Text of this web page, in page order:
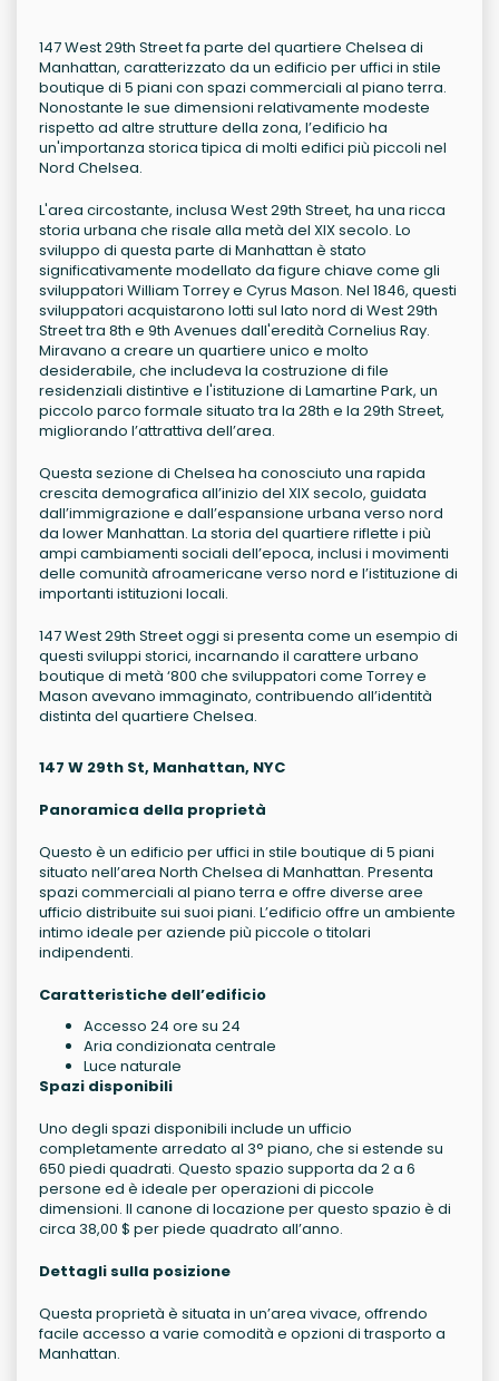
147 West 29th Street fa parte del quartiere Chelsea di
Manhattan, caratterizzato da un edificio per uffici in stile
boutique di 5 piani con spazi commerciali al piano terra.
Nonostante le sue dimensioni relativamente modeste
rispetto ad altre strutture della zona, l’edificio ha
un'importanza storica tipica di molti edifici più piccoli nel
Nord Chelsea.
L'area circostante, inclusa West 29th Street, ha una ricca
storia urbana che risale alla metà del XIX secolo. Lo
sviluppo di questa parte di Manhattan è stato
significativamente modellato da figure chiave come gli
sviluppatori William Torrey e Cyrus Mason. Nel 1846, questi
sviluppatori acquistarono lotti sul lato nord di West 29th
Street tra 8th e 9th Avenues dall'eredità Cornelius Ray.
Miravano a creare un quartiere unico e molto
desiderabile, che includeva la costruzione di file
residenziali distintive e l'istituzione di Lamartine Park, un
piccolo parco formale situato tra la 28th e la 29th Street,
migliorando l’attrattiva dell’area.
Questa sezione di Chelsea ha conosciuto una rapida
crescita demografica all’inizio del XIX secolo, guidata
dall’immigrazione e dall’espansione urbana verso nord
da lower Manhattan. La storia del quartiere riflette i più
ampi cambiamenti sociali dell’epoca, inclusi i movimenti
delle comunità afroamericane verso nord e l’istituzione di
importanti istituzioni locali.
147 West 29th Street oggi si presenta come un esempio di
questi sviluppi storici, incarnando il carattere urbano
boutique di metà ‘800 che sviluppatori come Torrey e
Mason avevano immaginato, contribuendo all’identità
distinta del quartiere Chelsea.
147 W 29th St, Manhattan, NYC
Panoramica della proprietà
Questo è un edificio per uffici in stile boutique di 5 piani
situato nell’area North Chelsea di Manhattan. Presenta
spazi commerciali al piano terra e offre diverse aree
ufficio distribuite sui suoi piani. L’edificio offre un ambiente
intimo ideale per aziende più piccole o titolari
indipendenti.
Caratteristiche dell’edificio
Accesso 24 ore su 24
Aria condizionata centrale
Luce naturale
Spazi disponibili
Uno degli spazi disponibili include un ufficio
completamente arredato al 3° piano, che si estende su
650 piedi quadrati. Questo spazio supporta da 2 a 6
persone ed è ideale per operazioni di piccole
dimensioni. Il canone di locazione per questo spazio è di
circa 38,00 $ per piede quadrato all’anno.
Dettagli sulla posizione
Questa proprietà è situata in un’area vivace, offrendo
facile accesso a varie comodità e opzioni di trasporto a
Manhattan.